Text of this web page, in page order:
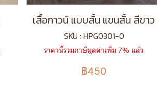
เสื้อกาวน์ แบบสั้น แขนสั้น สีขาว
SKU : HPG0301-0
ราคานี้รวมภาษีมูลค่าเพิ่ม 7% แล้ว
฿450